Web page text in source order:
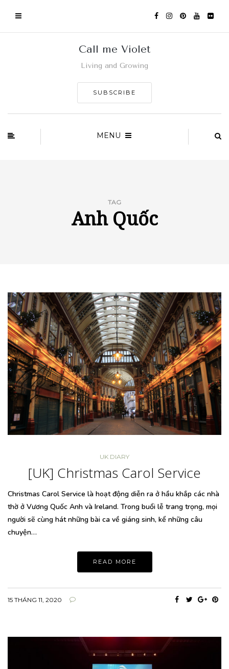
Call me Violet
Living and Growing
SUBSCRIBE
MENU
TAG
Anh Quốc
UK DIARY
[UK] Christmas Carol Service
Christmas Carol Service là hoạt động diễn ra ở hầu khắp các nhà
thờ ở Vương Quốc Anh và Ireland. Trong buổi lễ trang trọng, mọi
người sẽ cùng hát những bài ca về giáng sinh, kể những câu
chuyện…
READ MORE
15 THÁNG 11, 2020